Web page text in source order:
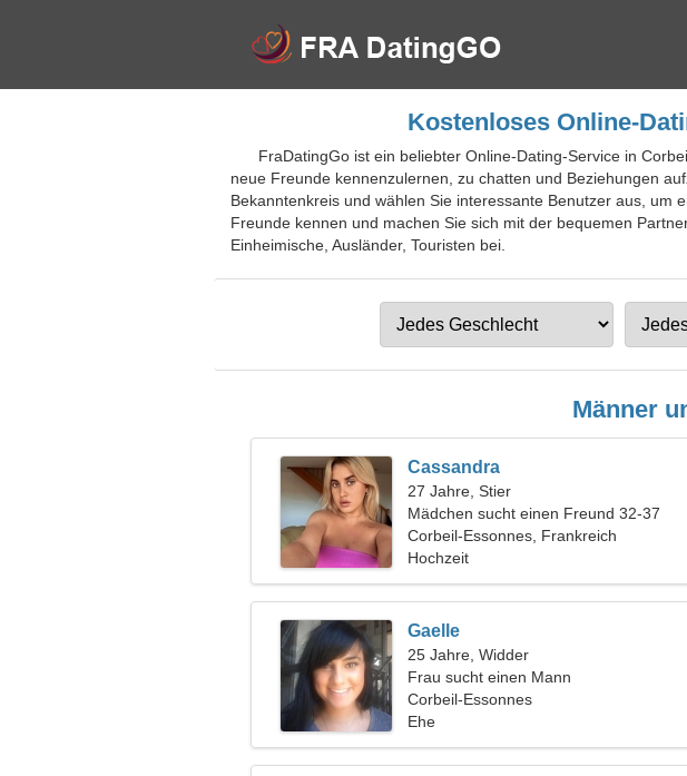
Kostenloses Online-
FraDatingGo ist ein beliebter Online-Dating-Service in
neue Freunde kennenzulernen, zu chatten und Beziehungen
Bekanntenkreis und wählen Sie interessante Benutzer aus,
Freunde kennen und machen Sie sich mit der bequemen
Einheimische, Ausländer, Touristen bei.
Männer
Cassandra
27 Jahre, Stier
Mädchen sucht einen Freund 32-37
Corbeil-Essonnes, Frankreich
Hochzeit
Gaelle
25 Jahre, Widder
Frau sucht einen Mann
Corbeil-Essonnes
Ehe